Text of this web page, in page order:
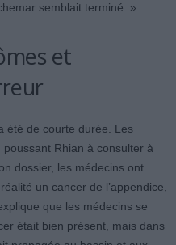
semblait terminé. »
et
été de courte durée. Les
Rhian à consulter à
dossier, les médecins ont
un cancer de l’appendice,
que les médecins se
était bien présent, mais dans